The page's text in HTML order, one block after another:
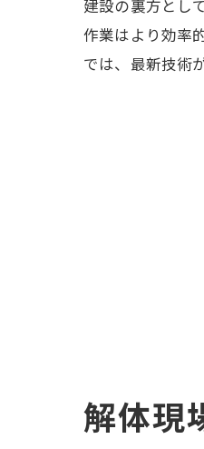
建設の裏方とし
作業はより効率
では、最新技術
解体現